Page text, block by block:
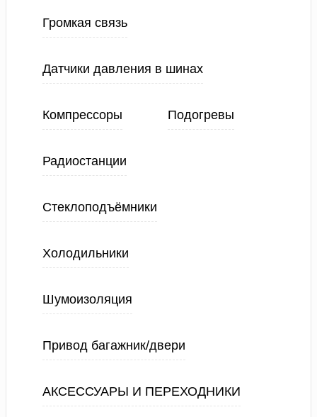
Громкая связь
Датчики давления в шинах
Компрессоры Подогревы
Радиостанции
Стеклоподъёмники
Холодильники
Шумоизоляция
Привод багажник/двери
АКСЕССУАРЫ И ПЕРЕХОДНИКИ